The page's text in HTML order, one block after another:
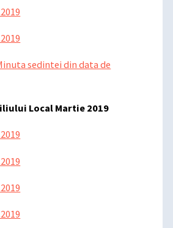
sedintei din data de
Local Martie 2019